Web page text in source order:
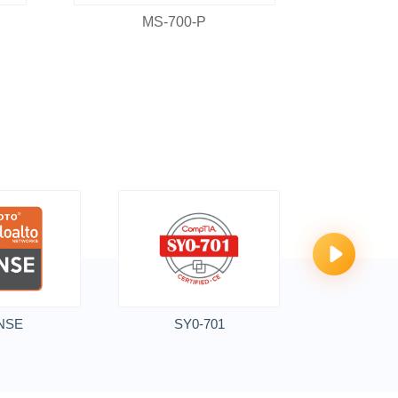
MS-700-P
SY0-701